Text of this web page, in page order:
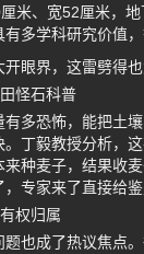
米、宽52厘米，
多学科研究价值
眼界，这雷劈得也
怪石科普
多恐怖，能把土
丁毅教授分析，
种麦子，结果收
专家来了直接给鉴
权归属
也成了热议焦点